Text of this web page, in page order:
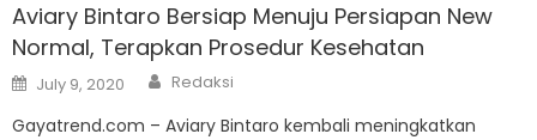
Aviary Bintaro Bersiap Menuju Persiapan New
Normal, Terapkan Prosedur Kesehatan
Posted
on
July 9, 2020 Author
Redaksi
Gayatrend.com – Aviary Bintaro kembali meningkatkan